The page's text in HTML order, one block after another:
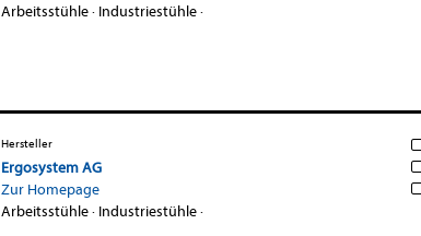
Arbeitsstühle· Industriestühle·
Hersteller
Ergosystem AG
Zur Homepage
Arbeitsstühle· Industriestühle·